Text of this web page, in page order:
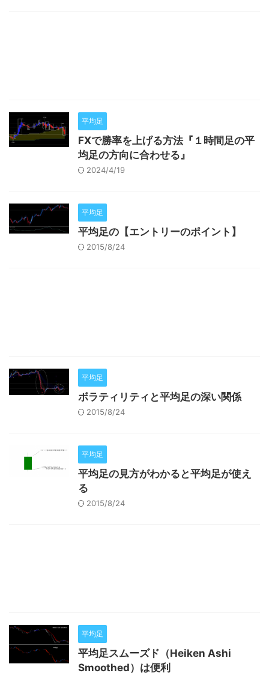
平均足
FXで勝率を上げる方法『１時間足の平
均足の方向に合わせる』
2024/4/19
平均足
平均足の【エントリーのポイント】
2015/8/24
平均足
ボラティリティと平均足の深い関係
2015/8/24
平均足
平均足の見方がわかると平均足が使え
る
2015/8/24
平均足
平均足スムーズド（Heiken Ashi
Smoothed）は便利